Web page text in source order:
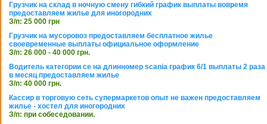
Грузчик на склад в ночную смену гибкий график выплаты вовремя
предоставляем жилье для иногородних
З/п: 25 000 грн
Грузчик на мусоровоз предоставляем бесплатное жилье
своевременные выплаты официальное оформление
З/п: 26 000 - 40 000 грн.
Водитель категории се на длинномер scania график 6/1 выплаты 2 раза
в месяц предоставляем жилье
З/п: 40 000 грн.
Кассир в торговую сеть супермаркетов опыт не важен предоставляем
жилье - хостел для иногородних
З/п: при собеседовании.